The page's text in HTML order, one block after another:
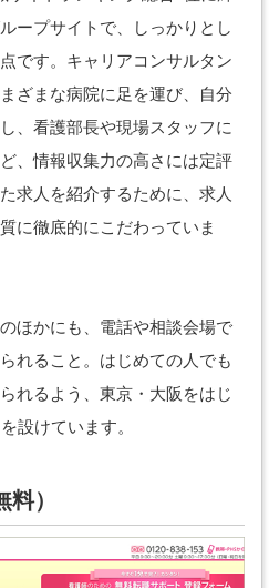
ープサイトで、しっかりとし
です。キャリアコンサルタン
ざまな病院に足を運び、自分
、看護部長や現場スタッフに
、情報収集力の高さには定評
求人を紹介するために、求人
に徹底的にこだわっていま
ほかにも、電話や相談会場で
れること。はじめての人でも
れるよう、東京・大阪をはじ
設けています。
）